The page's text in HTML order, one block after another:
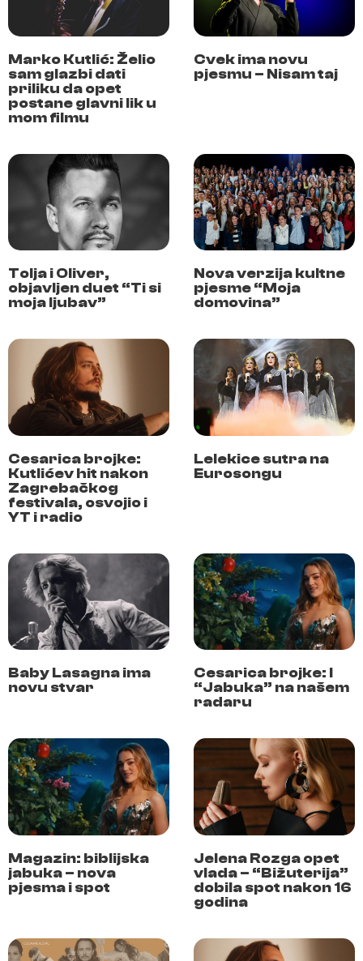
Marko Kutlić: Želio
sam glazbi dati
priliku da opet
postane glavni lik u
mom filmu
Cvek ima novu
pjesmu – Nisam taj
Tolja i Oliver,
objavljen duet “Ti si
moja ljubav”
Nova verzija kultne
pjesme “Moja
domovina”
Cesarica brojke:
Kutlićev hit nakon
Zagrebačkog
festivala, osvojio i
YT i radio
Lelekice sutra na
Eurosongu
Baby Lasagna ima
novu stvar
Cesarica brojke: I
“Jabuka” na našem
radaru
Magazin: biblijska
jabuka – nova
pjesma i spot
Jelena Rozga opet
vlada – “Bižuterija”
dobila spot nakon 16
godina